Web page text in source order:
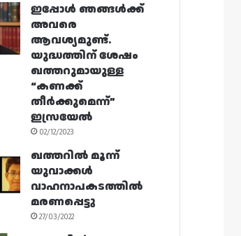
ഇപ്പോൾ ഞങ്ങൾക്ക്
അവരെ
ആവശ്യമുണ്ട്.
യുദ്ധത്തിന് ശേഷം
ഖത്തറുമായുള്ള
“കണക്ക്
തീർക്കുമെന്ന്”
ഇസ്രയേൽ
02/12/2023
ഖത്തറിൽ മൂന്ന്
യുവാക്കൾ
വാഹനാപകടത്തിൽ
മരണപ്പെട്ടു
27/03/2022